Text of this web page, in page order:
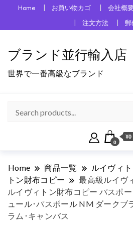
Home お買い物カゴ 会社概
注文方法
ブランド並行輸入店
世界で一番高級なブランド
0
¥0
Home 商品一覧 ルイヴィ
トン財布コピー
最高級ルイヴ
ルイヴィトン財布コピー パスポ
ュール･パスポール NM ダークブ
ラム･キャンバス